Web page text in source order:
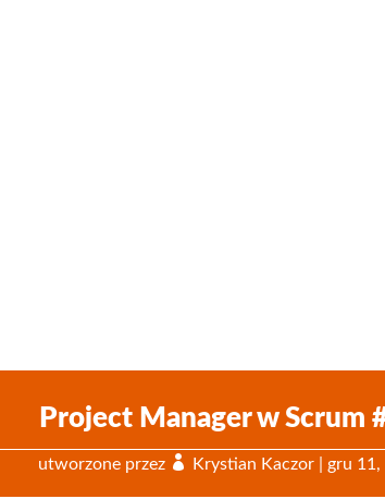
Project Manager w Scrum
utworzone przez Krystian Kaczor| gru 11,